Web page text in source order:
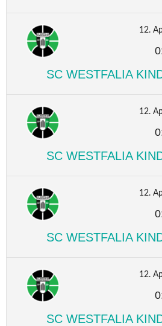
12.
SC WESTFALIA
12.
SC WESTFALIA
12.
SC WESTFALIA
12.
SC WESTFALIA